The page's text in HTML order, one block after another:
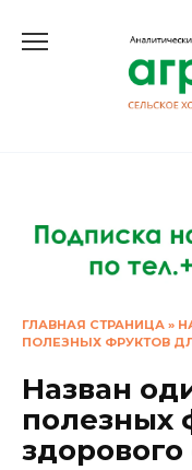
ГЛАВНАЯ СТРАНИЦА »
ПОЛЕЗНЫХ ФРУКТОВ
Назван
полезных